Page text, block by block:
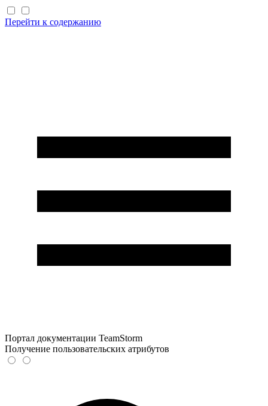
Перейти к содержанию
Портал документации TeamStorm
Получение пользовательских атрибутов